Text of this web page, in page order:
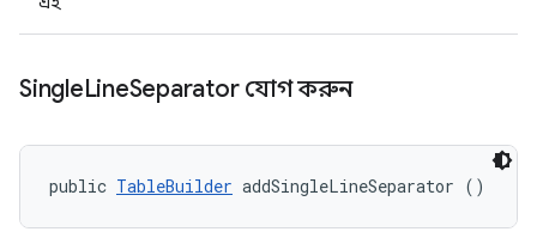
SingleLineSeparator যোগ করুন
public TableBuilder addSingleLineSeparator ()